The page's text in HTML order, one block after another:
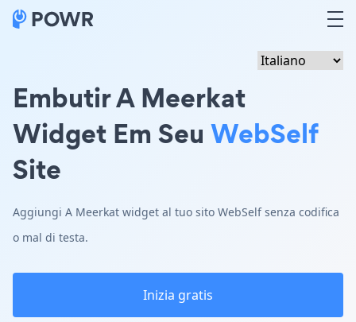
Embutir A Meerkat
Widget Em Seu WebSelf
Site
Aggiungi A Meerkat widget al tuo sito WebSelf senza codifica
o mal di testa.
Inizia gratis